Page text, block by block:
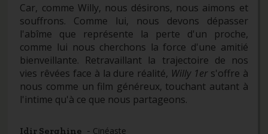
Car, comme Willy, nous désirons, nous aimons et
souffrons. Comme lui, nous devons dépasser
l'abîme que représente la perte d'un proche,
comme lui nous cherchons la force d'une amitié
bienveillante. Retravaillant la trajectoire de nos
vies rêvées face à la dure réalité, Willy 1ers'offre à
nous comme un film généreux, touchant autant à
l'intime qu'à ce que nous partageons.
Idir Serghine - Cinéaste